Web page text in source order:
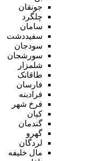
جونقان
چلگرد
سامان
سفیددشت
سودجان
سورشجان
شلمزار
طاقانک
فارسان
فرادبنه
فرخ شهر
کیان
گندمان
گهرو
لردگان
مال خلیفه